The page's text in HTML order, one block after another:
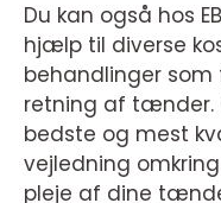
Du kan også hos
hjælp til diverse
behandlinger som
retning af tænder.
bedste og mest
vejledning
pleje af dine